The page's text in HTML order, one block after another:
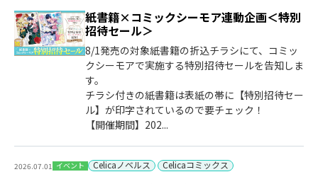
紙書籍×コミックシーモア連動企画＜特別
招待セール＞
8/1発売の対象紙書籍の折込チラシにて、コミッ
クシーモアで実施する特別招待セールを告知しま
す。
チラシ付きの紙書籍は表紙の帯に【特別招待セー
ル】が印字されているので要チェック！
【開催期間】202...
2026.07.01 イベント Celicaノベルス Celicaコミックス